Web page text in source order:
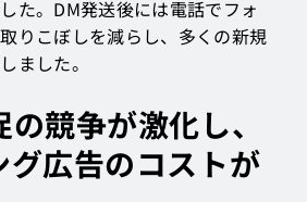
た。DM発送後には電話でフォ
りこぼしを減らし、多くの新規
ました。
競争が激化し、
グ広告のコストが